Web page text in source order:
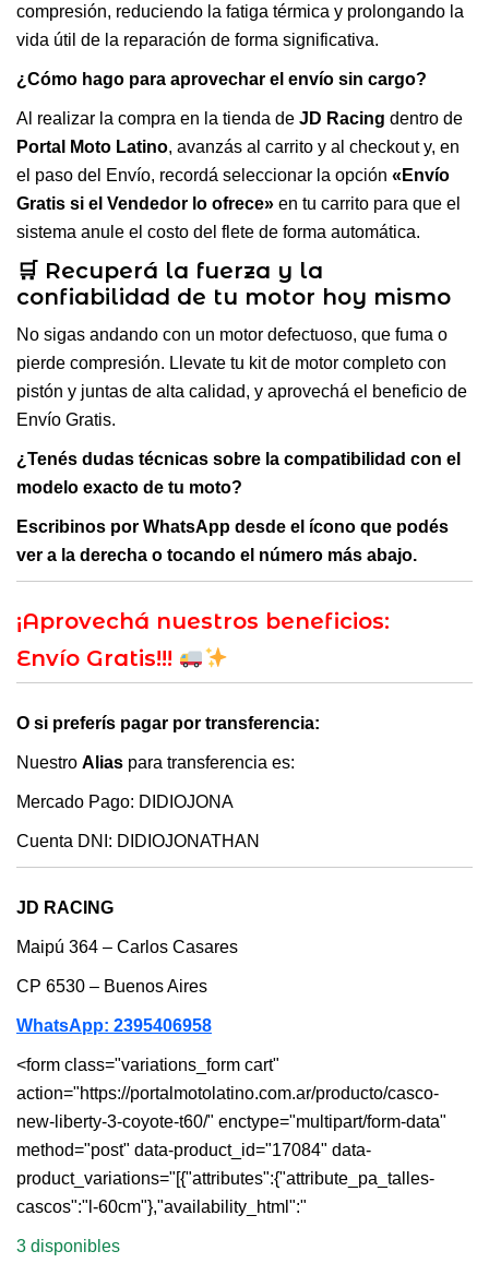
compresión, reduciendo la fatiga térmica y prolongando la
vida útil de la reparación de forma significativa.
¿Cómo hago para aprovechar el envío sin cargo?
Al realizar la compra en la tienda de JD Racing dentro de
Portal Moto Latino, avanzás al carrito y al checkout y, en
el paso del Envío, recordá seleccionar la opción «Envío
Gratis si el Vendedor lo ofrece» en tu carrito para que el
sistema anule el costo del flete de forma automática.
🛒 Recuperá la fuerza y la
confiabilidad de tu motor hoy mismo
No sigas andando con un motor defectuoso, que fuma o
pierde compresión. Llevate tu kit de motor completo con
pistón y juntas de alta calidad, y aprovechá el beneficio de
Envío Gratis.
¿Tenés dudas técnicas sobre la compatibilidad con el
modelo exacto de tu moto?
Escribinos por WhatsApp desde el ícono que podés
ver a la derecha o tocando el número más abajo.
¡Aprovechá nuestros beneficios:
Envío Gratis!!!
O si preferís pagar por transferencia:
Nuestro Alias para transferencia es:
Mercado Pago: DIDIOJONA
Cuenta DNI: DIDIOJONATHAN
JD RACING
Maipú 364 – Carlos Casares
CP 6530 – Buenos Aires
WhatsApp: 2395406958
<form class="variations_form cart"
action="https://portalmotolatino.com.ar/producto/casco-
new-liberty-3-coyote-t60/" enctype="multipart/form-data"
method="post" data-product_id="17084" data-
product_variations="[{"attributes":{"attribute_pa_talles-
cascos":"l-60cm"},"availability_html":"
3 disponibles